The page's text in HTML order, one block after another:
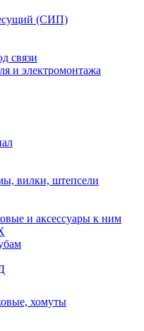
(СИП)
связи
и электромонтажа
вилки, штепсели
и аксессуары к ним
хомуты